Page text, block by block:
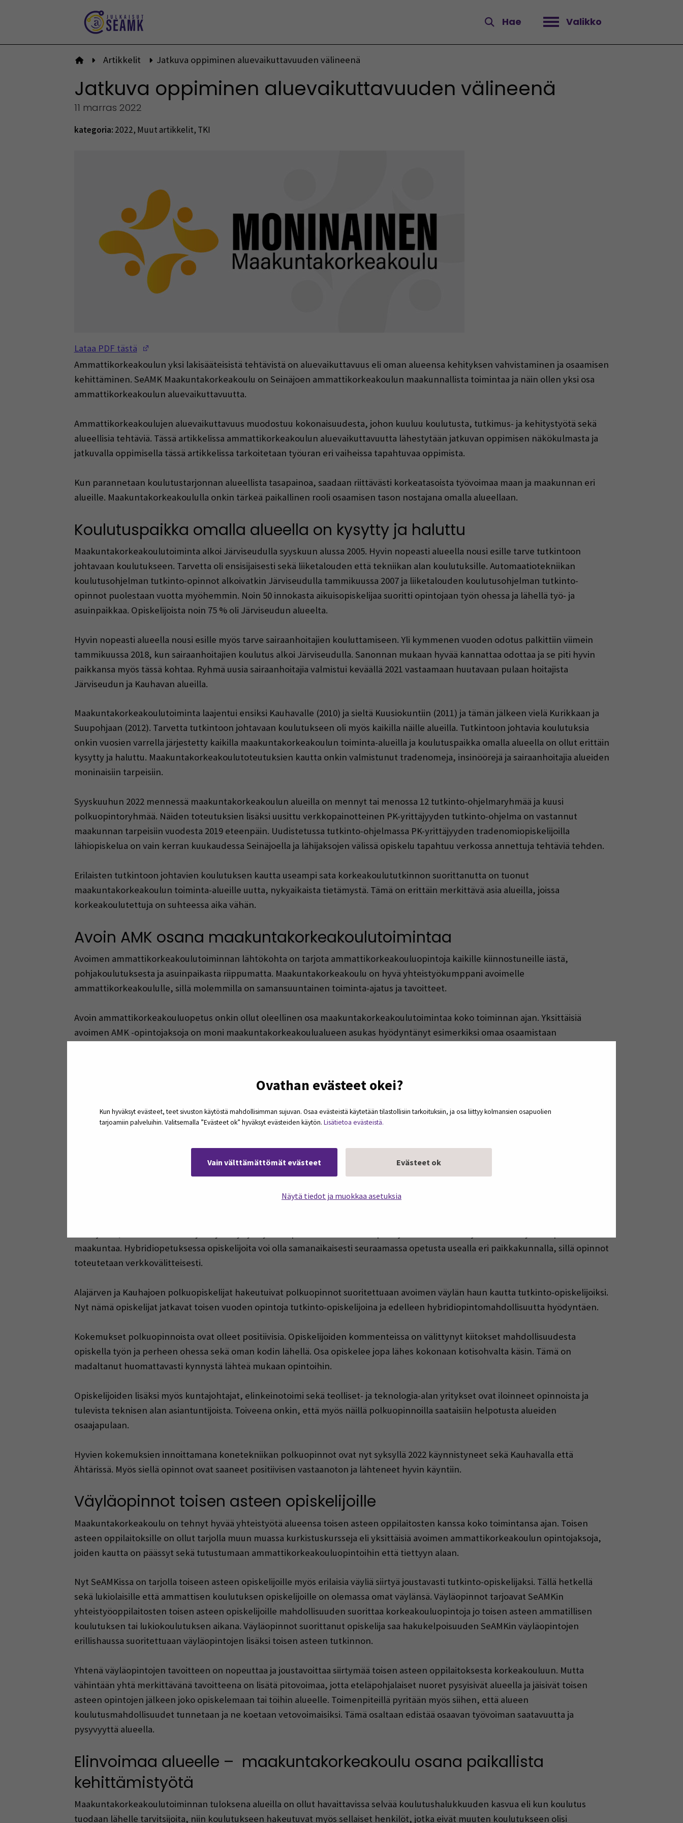
Ovathan evästeet okei?
Kun hyväksyt evästeet, teet sivuston käytöstä mahdollisimman sujuvan. Osaa evästeistä käytetään tilastollisiin tarkoituksiin, ja osa liittyy kolmansien osapuolien
tarjoamiin palveluihin. Valitsemalla ”Evästeet ok” hyväksyt evästeiden käytön. Lisätietoa evästeistä.
Vain välttämättömät evästeet Evästeet ok
Näytä tiedot ja muokkaa asetuksia
Hae Valikko
Avaa valikko
Etusivulle
Artikkelit Jatkuva oppiminen aluevaikuttavuuden välineenä
Jatkuva oppiminen aluevaikuttavuuden välineenä
11 marras 2022
kategoria: 2022, Muut artikkelit, TKI
Lataa PDF tästä
Ammattikorkeakoulun yksi lakisääteisistä tehtävistä on aluevaikuttavuus eli oman alueensa kehityksen vahvistaminen ja osaamisen
kehittäminen. SeAMK Maakuntakorkeakoulu on Seinäjoen ammattikorkeakoulun maakunnallista toimintaa ja näin ollen yksi osa
ammattikorkeakoulun aluevaikuttavuutta.
Ammattikorkeakoulujen aluevaikuttavuus muodostuu kokonaisuudesta, johon kuuluu koulutusta, tutkimus- ja kehitystyötä sekä
alueellisia tehtäviä. Tässä artikkelissa ammattikorkeakoulun aluevaikuttavuutta lähestytään jatkuvan oppimisen näkökulmasta ja
jatkuvalla oppimisella tässä artikkelissa tarkoitetaan työuran eri vaiheissa tapahtuvaa oppimista.
Kun parannetaan koulutustarjonnan alueellista tasapainoa, saadaan riittävästi korkeatasoista työvoimaa maan ja maakunnan eri
alueille. Maakuntakorkeakoululla onkin tärkeä paikallinen rooli osaamisen tason nostajana omalla alueellaan.
Koulutuspaikka omalla alueella on kysytty ja haluttu
Maakuntakorkeakoulutoiminta alkoi Järviseudulla syyskuun alussa 2005. Hyvin nopeasti alueella nousi esille tarve tutkintoon
johtavaan koulutukseen. Tarvetta oli ensisijaisesti sekä liiketalouden että tekniikan alan koulutuksille. Automaatiotekniikan
koulutusohjelman tutkinto-opinnot alkoivatkin Järviseudulla tammikuussa 2007 ja liiketalouden koulutusohjelman tutkinto-
opinnot puolestaan vuotta myöhemmin. Noin 50 innokasta aikuisopiskelijaa suoritti opintojaan työn ohessa ja lähellä työ- ja
asuinpaikkaa. Opiskelijoista noin 75 % oli Järviseudun alueelta.
Hyvin nopeasti alueella nousi esille myös tarve sairaanhoitajien kouluttamiseen. Yli kymmenen vuoden odotus palkittiin viimein
tammikuussa 2018, kun sairaanhoitajien koulutus alkoi Järviseudulla. Sanonnan mukaan hyvää kannattaa odottaa ja se piti hyvin
paikkansa myös tässä kohtaa. Ryhmä uusia sairaanhoitajia valmistui keväällä 2021 vastaamaan huutavaan pulaan hoitajista
Järviseudun ja Kauhavan alueilla.
Maakuntakorkeakoulutoiminta laajentui ensiksi Kauhavalle (2010) ja sieltä Kuusiokuntiin (2011) ja tämän jälkeen vielä Kurikkaan ja
Suupohjaan (2012). Tarvetta tutkintoon johtavaan koulutukseen oli myös kaikilla näille alueilla. Tutkintoon johtavia koulutuksia
onkin vuosien varrella järjestetty kaikilla maakuntakorkeakoulun toiminta-alueilla ja koulutuspaikka omalla alueella on ollut erittäin
kysytty ja haluttu. Maakuntakorkeakoulutoteutuksien kautta onkin valmistunut tradenomeja, insinöörejä ja sairaanhoitajia alueiden
moninaisiin tarpeisiin.
Syyskuuhun 2022 mennessä maakuntakorkeakoulun alueilla on mennyt tai menossa 12 tutkinto-ohjelmaryhmää ja kuusi
polkuopintoryhmää. Näiden toteutuksien lisäksi uusittu verkkopainotteinen PK-yrittäjyyden tutkinto-ohjelma on vastannut
maakunnan tarpeisiin vuodesta 2019 eteenpäin. Uudistetussa tutkinto-ohjelmassa PK-yrittäjyyden tradenomiopiskelijoilla
lähiopiskelua on vain kerran kuukaudessa Seinäjoella ja lähijaksojen välissä opiskelu tapahtuu verkossa annettuja tehtäviä tehden.
Erilaisten tutkintoon johtavien koulutuksen kautta useampi sata korkeakoulututkinnon suorittanutta on tuonut
maakuntakorkeakoulun toiminta-alueille uutta, nykyaikaista tietämystä. Tämä on erittäin merkittävä asia alueilla, joissa
korkeakoulutettuja on suhteessa aika vähän.
Avoin AMK osana maakuntakorkeakoulutoimintaa
Avoimen ammattikorkeakoulutoiminnan lähtökohta on tarjota ammattikorkeakouluopintoja kaikille kiinnostuneille iästä,
pohjakoulutuksesta ja asuinpaikasta riippumatta. Maakuntakorkeakoulu on hyvä yhteistyökumppani avoimelle
ammattikorkeakoululle, sillä molemmilla on samansuuntainen toiminta-ajatus ja tavoitteet.
Avoin ammattikorkeakouluopetus onkin ollut oleellinen osa maakuntakorkeakoulutoimintaa koko toiminnan ajan. Yksittäisiä
avoimen AMK -opintojaksoja on moni maakuntakorkeakoulualueen asukas hyödyntänyt esimerkiksi omaa osaamistaan
sopivia ja hyödyllisiä opintoja. Laaja koulutustarjonta ja joustavat tavat opiskella antavat kaikille tasapuolisesti mahdollisuuden
uudistaa ja laajentaa osaamistaan. Verkko-opiskelun lisääntymisen kautta tavoitetaan myös aivan uusia ryhmiä.
oppimisen yhtenä tavoitteena onkin vähentää eriarvoisuutta alueiden välillä ja tuoda korkeakoulutus mahdolliseksi kaikille.
Polkuopinnoista apua seutujen osaajapulaan
Syksyllä 2021 SeAMKissa käynnistyi Alajärvellä ja Kauhajoella ensimmäistä kertaa avoimen ammattikorkeakoulun opintoina sekä
maakuntaa. Hybridiopetuksessa opiskelijoita voi olla samanaikaisesti seuraamassa opetusta usealla eri paikkakunnalla, sillä opinnot
toteutetaan verkkovälitteisesti.
Alajärven ja Kauhajoen polkuopiskelijat hakeutuivat polkuopinnot suoritettuaan avoimen väylän haun kautta tutkinto-opiskelijoiksi.
Nyt nämä opiskelijat jatkavat toisen vuoden opintoja tutkinto-opiskelijoina ja edelleen hybridiopintomahdollisuutta hyödyntäen.
Kokemukset polkuopinnoista ovat olleet positiivisia. Opiskelijoiden kommenteissa on välittynyt kiitokset mahdollisuudesta
opiskella työn ja perheen ohessa sekä oman kodin lähellä. Osa opiskelee jopa lähes kokonaan kotisohvalta käsin. Tämä on
madaltanut huomattavasti kynnystä lähteä mukaan opintoihin.
Opiskelijoiden lisäksi myös kuntajohtajat, elinkeinotoimi sekä teolliset- ja teknologia-alan yritykset ovat iloinneet opinnoista ja
tulevista teknisen alan asiantuntijoista. Toiveena onkin, että myös näillä polkuopinnoilla saataisiin helpotusta alueiden
osaajapulaan.
Hyvien kokemuksien innoittamana konetekniikan polkuopinnot ovat nyt syksyllä 2022 käynnistyneet sekä Kauhavalla että
Ähtärissä. Myös siellä opinnot ovat saaneet positiivisen vastaanoton ja lähteneet hyvin käyntiin.
Väyläopinnot toisen asteen opiskelijoille
Maakuntakorkeakoulu on tehnyt hyvää yhteistyötä alueensa toisen asteen oppilaitosten kanssa koko toimintansa ajan. Toisen
asteen oppilaitoksille on ollut tarjolla muun muassa kurkistuskursseja eli yksittäisiä avoimen ammattikorkeakoulun opintojaksoja,
joiden kautta on päässyt sekä tutustumaan ammattikorkeakouluopintoihin että tiettyyn alaan.
Nyt SeAMKissa on tarjolla toiseen asteen opiskelijoille myös erilaisia väyliä siirtyä joustavasti tutkinto-opiskelijaksi. Tällä hetkellä
sekä lukiolaisille että ammattisen koulutuksen opiskelijoille on olemassa omat väylänsä. Väyläopinnot tarjoavat SeAMKin
yhteistyöoppilaitosten toisen asteen opiskelijoille mahdollisuuden suorittaa korkeakouluopintoja jo toisen asteen ammatillisen
koulutuksen tai lukiokoulutuksen aikana. Väyläopinnot suorittanut opiskelija saa hakukelpoisuuden SeAMKin väyläopintojen
erillishaussa suoritettuaan väyläopintojen lisäksi toisen asteen tutkinnon.
Yhtenä väyläopintojen tavoitteen on nopeuttaa ja joustavoittaa siirtymää toisen asteen oppilaitoksesta korkeakouluun. Mutta
vähintään yhtä merkittävänä tavoitteena on lisätä pitovoimaa, jotta eteläpohjalaiset nuoret pysyisivät alueella ja jäisivät toisen
asteen opintojen jälkeen joko opiskelemaan tai töihin alueelle. Toimenpiteillä pyritään myös siihen, että alueen
koulutusmahdollisuudet tunnetaan ja ne koetaan vetovoimaisiksi. Tämä osaltaan edistää osaavan työvoiman saatavuutta ja
pysyvyyttä alueella.
Elinvoimaa alueelle – maakuntakorkeakoulu osana paikallista
kehittämistyötä
Maakuntakorkeakoulutoiminnan tuloksena alueilla on ollut havaittavissa selvää koulutushalukkuuden kasvua eli kun koulutus
tuodaan lähelle tarvitsijoita, niin koulutukseen hakeutuvat myös sellaiset henkilöt, jotka eivät muuten koulutukseen olisi